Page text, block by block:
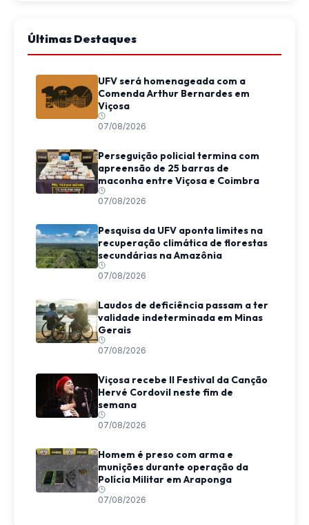
Últimas Destaques
UFV será homenageada com a
Comenda Arthur Bernardes em
Viçosa
07/08/2026
Perseguição policial termina com
apreensão de 25 barras de
maconha entre Viçosa e Coimbra
07/08/2026
Pesquisa da UFV aponta limites na
recuperação climática de florestas
secundárias na Amazônia
07/08/2026
Laudos de deficiência passam a ter
validade indeterminada em Minas
Gerais
07/08/2026
Viçosa recebe II Festival da Canção
Hervé Cordovil neste fim de
semana
07/08/2026
Homem é preso com arma e
munições durante operação da
Polícia Militar em Araponga
07/08/2026